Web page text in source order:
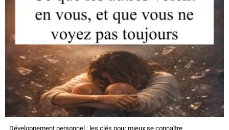
Développement personnel : les clés pour mieux se connaître